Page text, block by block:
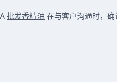
A批发香精油 在与客户沟通时，